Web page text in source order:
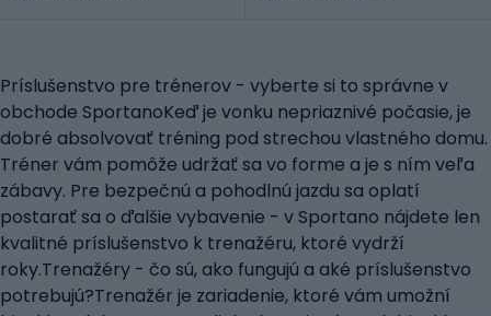
Príslušenstvo pre trénerov - vyberte si to správne v
obchode SportanoKeď je vonku nepriaznivé počasie, je
dobré absolvovať tréning pod strechou vlastného domu.
Tréner vám pomôže udržať sa vo forme a je s ním veľa
zábavy. Pre bezpečnú a pohodlnú jazdu sa oplatí
postarať sa o ďalšie vybavenie - v Sportano nájdete len
kvalitné príslušenstvo k trenažéru, ktoré vydrží
roky.Trenažéry - čo sú, ako fungujú a aké príslušenstvo
potrebujú?Trenažér je zariadenie, ktoré vám umožní